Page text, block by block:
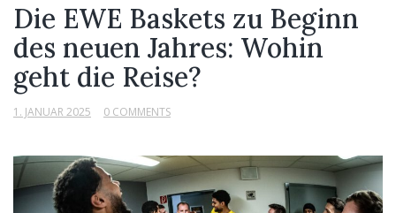
Die EWE Baskets zu Beginn
des neuen Jahres: Wohin
geht die Reise?
1. JANUAR 2025 0 COMMENTS